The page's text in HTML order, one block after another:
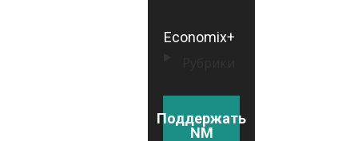
Economix+
Поддержать
NM